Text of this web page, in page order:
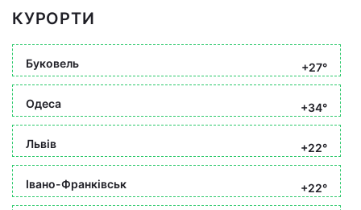
КУРОРТИ
Буковель +27°
Одеса +34°
Львів +22°
Івано-Франківськ +22°